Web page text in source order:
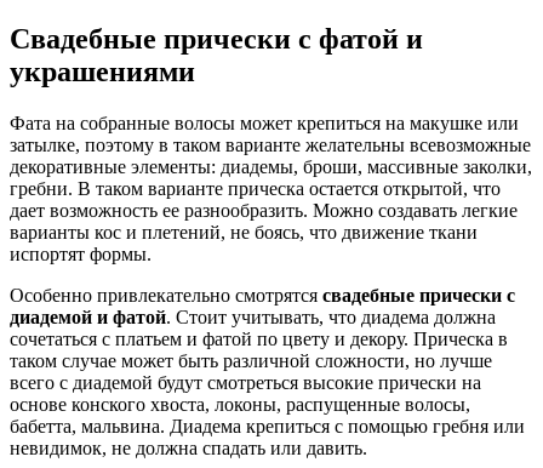
Свадебные прически с фатой и
украшениями
Фата на собранные волосы может крепиться на макушке или
затылке, поэтому в таком варианте желательны всевозможные
декоративные элементы: диадемы, броши, массивные заколки,
гребни. В таком варианте прическа остается открытой, что
дает возможность ее разнообразить. Можно создавать легкие
варианты кос и плетений, не боясь, что движение ткани
испортят формы.
Особенно привлекательно смотрятся свадебные прически с
диадемой и фатой. Стоит учитывать, что диадема должна
сочетаться с платьем и фатой по цвету и декору. Прическа в
таком случае может быть различной сложности, но лучше
всего с диадемой будут смотреться высокие прически на
основе конского хвоста, локоны, распущенные волосы,
бабетта, мальвина. Диадема крепиться с помощью гребня или
невидимок, не должна спадать или давить.